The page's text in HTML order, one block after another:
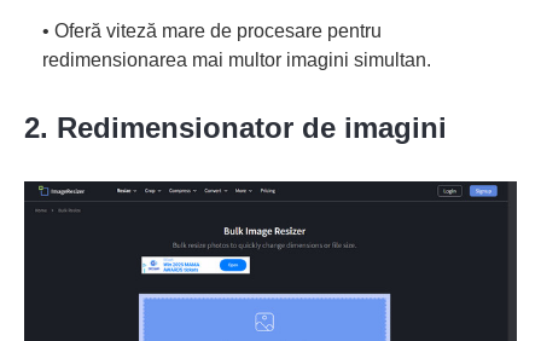
• Oferă viteză mare de procesare pentru
redimensionarea mai multor imagini simultan.
2. Redimensionator de imagini